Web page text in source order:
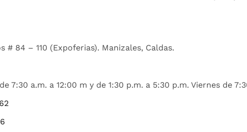
# 84 – 110 (Expoferias). Manizales, Caldas.
7:30 a.m. a 12:00 m y de 1:30 p.m. a 5:30 p.m. Viernes de